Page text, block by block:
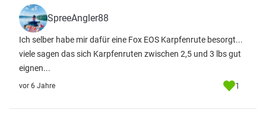
SpreeAngler88
Ich selber habe mir dafür eine Fox EOS Karpfenrute besorgt...
viele sagen das sich Karpfenruten zwischen 2,5 und 3 lbs gut
eignen...
vor 6 Jahre 1